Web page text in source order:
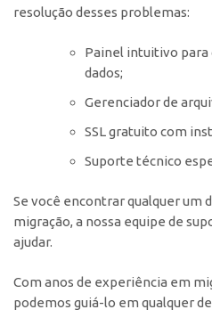
resolução desses problemas:
Painel intuitivo para
dados;
Gerenciador de
SSL gratuito com
Suporte técnico
Se você encontrar qualquer um
migração, a nossa equipe de
ajudar.
Com anos de experiência em
podemos guiá-lo em qualquer